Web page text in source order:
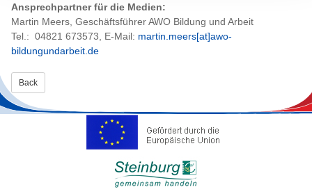
Ansprechpartner für die Medien:
Martin Meers, Geschäftsführer AWO Bildung und Arbeit
Tel.: 04821 673573, E-Mail: martin.meers[at]awo-
bildungundarbeit.de
Back